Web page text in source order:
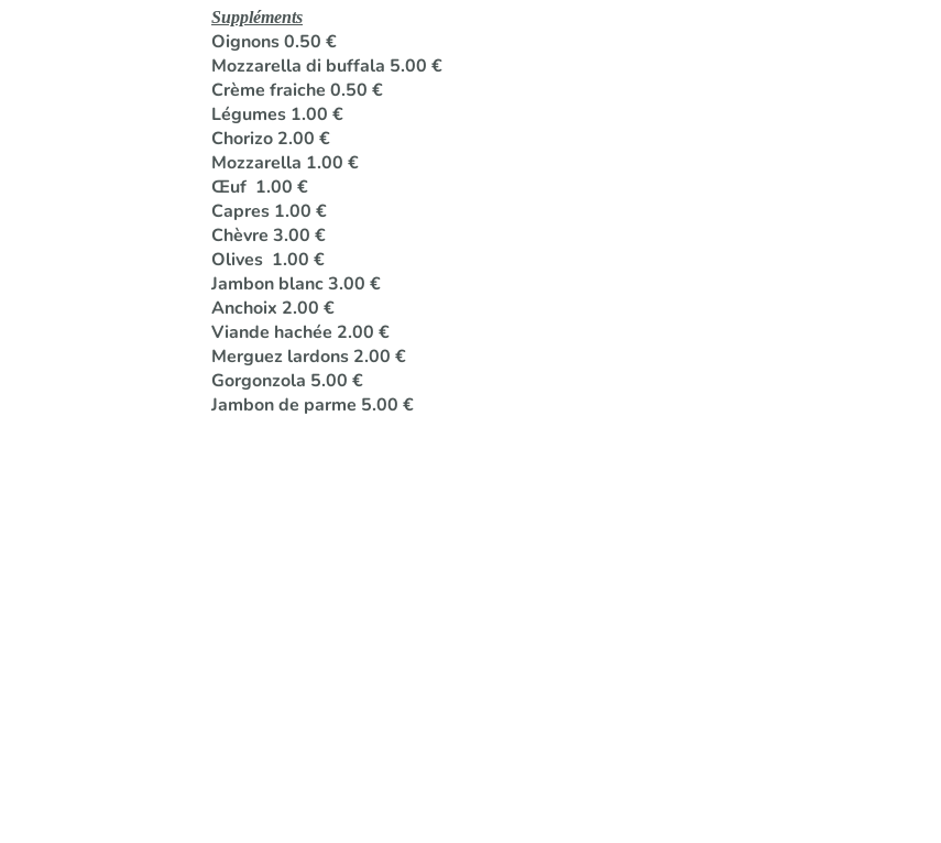
Suppléments
Oignons 0.50 €
Mozzarella di buffala 5.00 €
Crème fraiche 0.50 €
Légumes 1.00 €
Chorizo 2.00 €
Mozzarella 1.00 €
Œuf 1.00 €
Capres 1.00 €
Chèvre 3.00 €
Olives 1.00 €
Jambon blanc 3.00 €
Anchoix 2.00 €
Viande hachée 2.00 €
Merguez lardons 2.00 €
Gorgonzola 5.00 €
Jambon de parme 5.00 €